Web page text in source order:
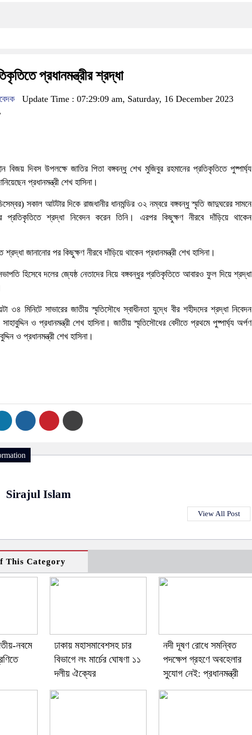
প্রধানমন্ত্রীর শ্রদ্ধা
Update Time : 07:29:09 am, Saturday, 16 December 2023
বিজয় দিবস উপলক্ষে জাতির পিতা বঙ্গবন্ধু শেখ মুজিবুর রহমানের প্রতিকৃতিতে পুষ্পার্ঘ্য
প্রধানমন্ত্রী শেখ হাসিনা।
সকাল আটটার দিকে রাজধানীর ধানমন্ডির ৩২ নম্বরে বঙ্গবন্ধু স্মৃতি জাদুঘরের সামনে
প্রতিকৃতিতে শ্রদ্ধা নিবেদন করেন তিনি। এরপর কিছুক্ষণ নীরবে দাঁড়িয়ে থাকেন
শ্রদ্ধা জানানোর পর কিছুক্ষণ নীরবে দাঁড়িয়ে থাকেন প্রধানমন্ত্রী শেখ হাসিনা।
হিসেবে দলের জ্যেষ্ঠ নেতাদের নিয়ে বঙ্গবন্ধুর প্রতিকৃতিতে আবারও ফুল দিয়ে শ্রদ্ধা
মিনিটে সাভারের জাতীয় স্মৃতিসৌধে স্বাধীনতা যুদ্ধে বীর শহীদদের শ্রদ্ধা নিবেদন
ও প্রধানমন্ত্রী শেখ হাসিনা। জাতীয় স্মৃতিসৌধের বেদীতে প্রথমে পুষ্পার্ঘ্য অর্পণ
ও প্রধানমন্ত্রী শেখ হাসিনা।
Sirajul Islam
View All Post
This Category
নবমে
ঢাকায় মহাসমাবেশসহ চার
বিভাগে লং মার্চের ঘোষণা ১১
দলীয় ঐক্যের
নদী দূষণ রোধে সমন্বিত
পদক্ষেপ গ্রহণে অবহেলার
সুযোগ নেই: প্রধানমন্ত্রী